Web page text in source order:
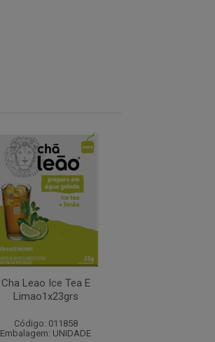
Cha Leao Ice Tea E
Limao1x23grs
Código: 011858
Embalagem: UNIDADE